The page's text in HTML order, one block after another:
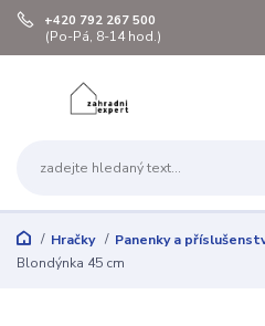
+420 792 267 500
(Po-Pá, 8-14 hod.)
Hračky Panenky a
Blondýnka 45 cm